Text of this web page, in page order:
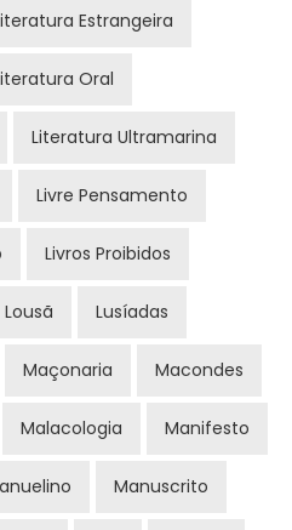
Estrangeira
Oral
Literatura Ultramarina
Livre Pensamento
Livros Proibidos
Lousã Lusíadas
Maçonaria Macondes
Malacologia Manifesto
Manuscrito